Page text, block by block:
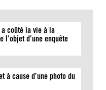
a coûté la vie à la
d’une enquête
à cause d’une photo du